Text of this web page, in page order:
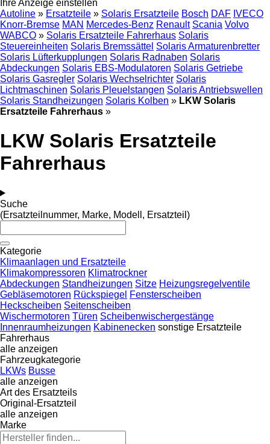
Ihre Anzeige einstellen
Autoline » Ersatzteile » Solaris Ersatzteile Bosch DAF IVECO
Knorr-Bremse MAN Mercedes-Benz Renault Scania Volvo
WABCO » Solaris Ersatzteile Fahrerhaus Solaris
Steuereinheiten Solaris Bremssättel Solaris Armaturenbretter
Solaris Lüfterkupplungen Solaris Radnaben Solaris
Abdeckungen Solaris EBS-Modulatoren Solaris Getriebe
Solaris Gasregler Solaris Wechselrichter Solaris
Lichtmaschinen Solaris Pleuelstangen Solaris Antriebswellen
Solaris Standheizungen Solaris Kolben » LKW Solaris
Ersatzteile Fahrerhaus »
LKW Solaris Ersatzteile
Fahrerhaus
Suche
(Ersatzteilnummer, Marke, Modell, Ersatzteil)
Kategorie
Klimaanlagen und Ersatzteile
Klimakompressoren Klimatrockner
Abdeckungen Standheizungen Sitze Heizungsregelventile
Gebläsemotoren Rückspiegel Fensterscheiben
Heckscheiben Seitenscheiben
Wischermotoren Türen Scheibenwischergestänge
Innenraumheizungen Kabinenecken sonstige Ersatzteile
Fahrerhaus
alle anzeigen
Fahrzeugkategorie
LKWs Busse
alle anzeigen
Art des Ersatzteils
Original-Ersatzteil
alle anzeigen
Marke